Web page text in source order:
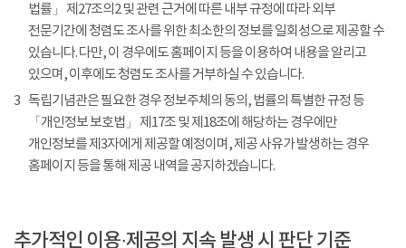
법률」 제27조의2 및 관련 근거에 따른 내부 규정에 따라 외부
전문기간에 청렴도 조사를 위한 최소한의 정보를 일회성으로 제공할 수
있습니다. 다만, 이 경우에도 홈페이지 등을 이용하여 내용을 알리고
있으며, 이후에도 청렴도 조사를 거부하실 수 있습니다.
3 독립기념관은 필요한 경우 정보주체의 동의, 법률의 특별한 규정 등
「개인정보 보호법」 제17조 및 제18조에 해당하는 경우에만
개인정보를 제3자에게 제공할 예정이며, 제공 사유가 발생하는 경우
홈페이지 등을 통해 제공 내역을 공지하겠습니다.
추가적인 이용·제공의 지속 발생 시 판단 기준